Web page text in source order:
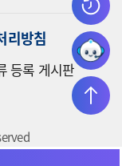
리방침
등록 게시판